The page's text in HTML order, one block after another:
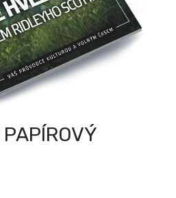
PAPÍROVÝ